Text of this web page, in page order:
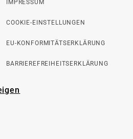
IMPRESSUM
COOKIE-EINSTELLUNGEN
EU-KONFORMITÄTSERKLÄRUNG
BARRIEREFREIHEITSERKLÄRUNG